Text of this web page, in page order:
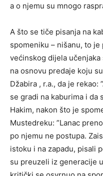
a o njemu su mnogo
A što se tiče pisanja na
spomeniku – nišanu, to
većinskog dijela
na osnovu predaje koju
Džabira , r.a., da je rekao:
se gradi na kaburima i da
Hakim, nakon što je
Mustedreku: ”Lanac
po njemu ne postupa.
istoku i na zapadu, pisali
su preuzeli iz generacije